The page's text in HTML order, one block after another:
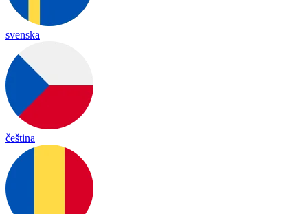
svenska
čeština